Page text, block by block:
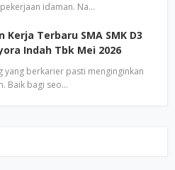
idaman. Na…
Kerja Terbaru SMA SMK D3
Indah Tbk Mei 2026
yang berkarier pasti menginginkan
Baik bagi seo…